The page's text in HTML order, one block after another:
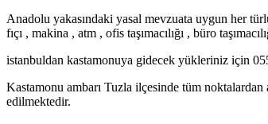
Anadolu yakasındaki yasal mevzuata uygun her
fıçı , makina , atm , ofis taşımacılığı , büro
istanbuldan kastamonuya gidecek yükleriniz için
Kastamonu ambarı Tuzla ilçesinde tüm
edilmektedir.